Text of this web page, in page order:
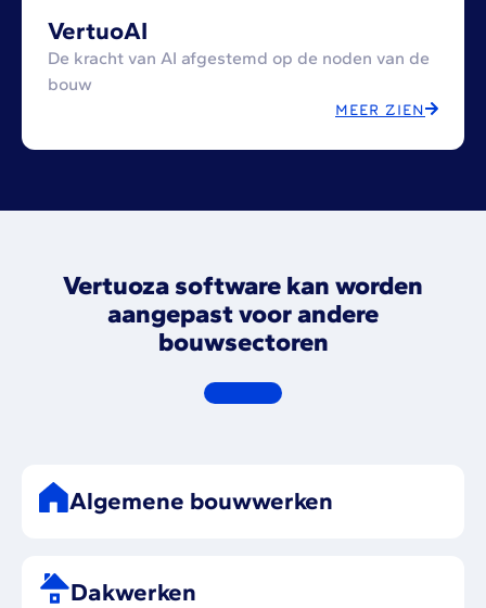
VertuoAI
De kracht van AI afgestemd op de noden van de
bouw
MEER ZIEN
Vertuoza software kan worden
aangepast voor andere
bouwsectoren
Algemene bouwwerken
Dakwerken